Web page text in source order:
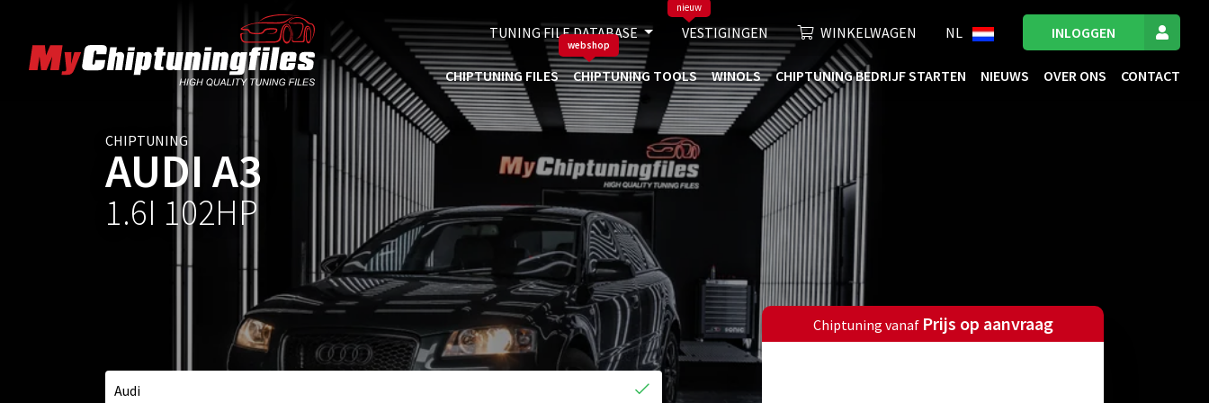
TUNING FILE DATABASE VESTIGINGEN
nieuw
WINKELWAGEN NL INLOGGEN
CHIPTUNING FILES CHIPTUNING TOOLS
webshop
WINOLS CHIPTUNING BEDRIJF STARTEN NIEUWS OVER ONS CONTACT
CHIPTUNING
AUDI A3
1.6I 102HP
Chiptuning vanaf Prijs op aanvraag